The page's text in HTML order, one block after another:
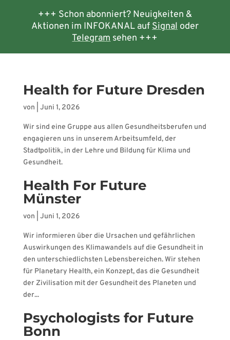
+++ Schon abonniert? Neuigkeiten &
Aktionen im INFOKANAL aufSignaloder
Telegramsehen +++
Health for Future Dresden
von Juni 1, 2026
Wir sind eine Gruppe aus allen Gesundheitsberufen und
engagieren uns in unserem Arbeitsumfeld, der
Stadtpolitik, in der Lehre und Bildung für Klima und
Gesundheit.
Health For Future
Münster
von Juni 1, 2026
Wir informieren über die Ursachen und gefährlichen
Auswirkungen des Klimawandels auf die Gesundheit in
den unterschiedlichsten Lebensbereichen. Wir stehen
für Planetary Health, ein Konzept, das die Gesundheit
der Zivilisation mit der Gesundheit des Planeten und
der...
Psychologists for Future
Bonn